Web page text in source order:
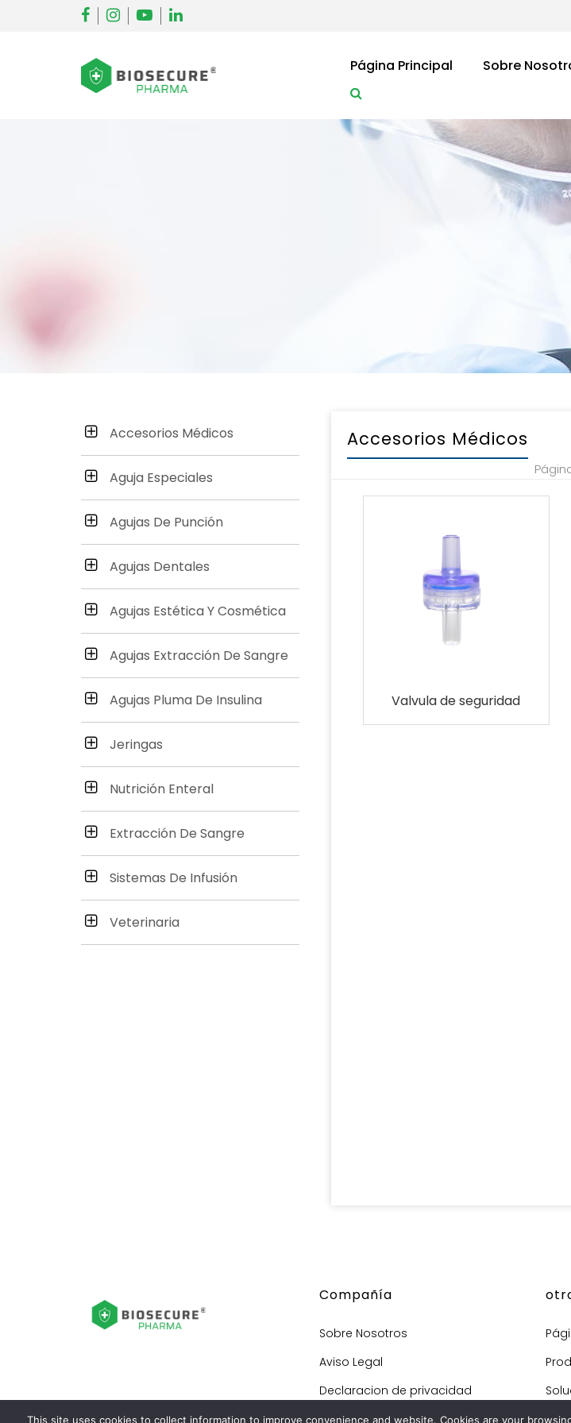
Página Principal Sobre
Accesorios Médicos
Aguja Especiales
Agujas De Punción
Agujas Dentales
Agujas Estética Y Cosmética
Agujas Extracción De Sangre
Agujas Pluma De Insulina
Jeringas
Nutrición Enteral
Extracción De Sangre
Sistemas De Infusión
Veterinaria
Accesorios Médicos
Valvula de seguridad
(Tubo-Tubo )
Compañía
Sobre Nosotros
Aviso Legal
Declaracion de privacidad
Declaración de cookies
This site uses cookies to collect information to improve convenience and website. Cookies are your